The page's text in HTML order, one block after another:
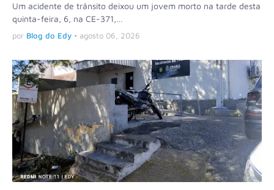
Um acidente de trânsito deixou um jovem morto na tarde desta
quinta-feira, 6, na CE-371,…
por Blog do Edy • agosto 06, 2026